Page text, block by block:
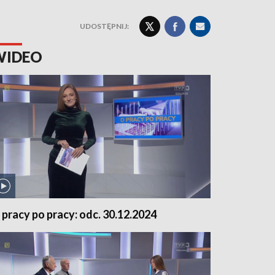
UDOSTĘPNIJ:
po pracy: odc. 30.12.2024